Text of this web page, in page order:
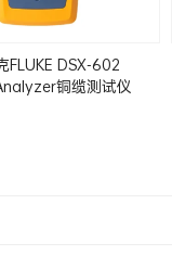
FLUKE DSX-602
铜缆测试仪